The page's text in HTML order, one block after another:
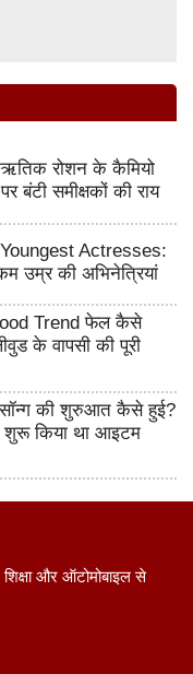
रोशन के कैमियो
बंटी समीक्षकों की राय
Actresses:
उम्र की अभिनेत्रियां
Trend फेल कैसे
के वापसी की पूरी
की शुरुआत कैसे हुई?
शुरू किया था आइटम
और ऑटोमोबाइल से